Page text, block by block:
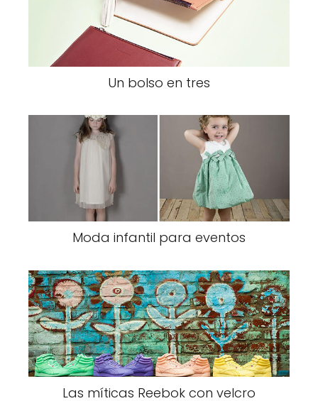
Un bolso en tres
Moda infantil para eventos
Las míticas Reebok con velcro